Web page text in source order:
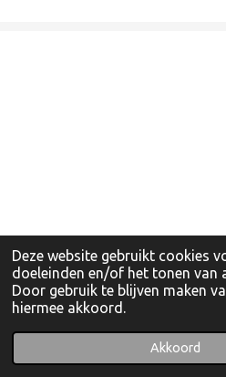
Deze website gebruikt cookies
doeleinden en/of het tonen van
Door gebruik te blijven maken
hiermee akkoord.
Akkoord